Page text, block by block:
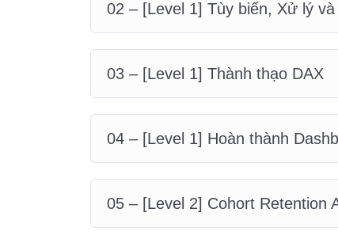
02 – [Level 1] Tùy biến, Xử lý
03 – [Level 1] Thành thạo DAX
04 – [Level 1] Hoàn thành
05 – [Level 2] Cohort Retention